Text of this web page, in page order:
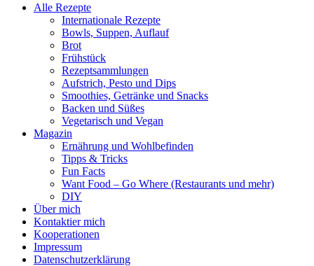
Alle Rezepte
Internationale Rezepte
Bowls, Suppen, Auflauf
Brot
Frühstück
Rezeptsammlungen
Aufstrich, Pesto und Dips
Smoothies, Getränke und Snacks
Backen und Süßes
Vegetarisch und Vegan
Magazin
Ernährung und Wohlbefinden
Tipps & Tricks
Fun Facts
Want Food – Go Where (Restaurants und mehr)
DIY
Über mich
Kontaktier mich
Kooperationen
Impressum
Datenschutzerklärung